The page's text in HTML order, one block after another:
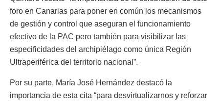
foro en Canarias para poner en común los mecanismos
de gestión y control que aseguran el funcionamiento
efectivo de la PAC pero también para visibilizar las
especificidades del archipiélago como única Región
Ultraperiférica del territorio nacional”.
Por su parte, María José Hernández destacó la
importancia de esta cita “para desvirtualizarnos y reforzar